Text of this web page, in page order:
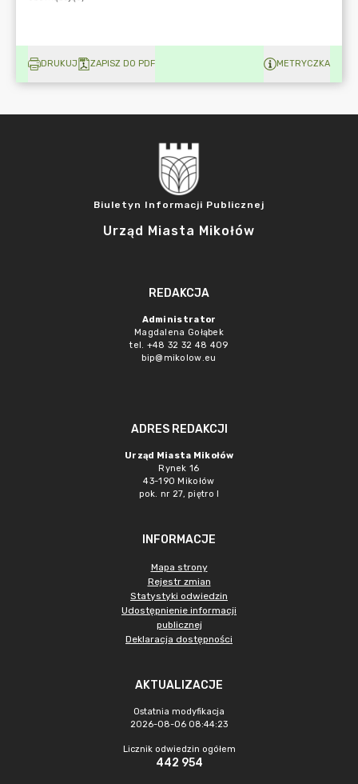
DRUKUJ ZAPISZ DO PDF METRYCZKA
Biuletyn Informacji Publicznej
Urząd Miasta Mikołów
REDAKCJA
Administrator
Magdalena Gołąbek
tel. +48 32 32 48 409
bip@mikolow.eu
ADRES REDAKCJI
Urząd Miasta Mikołów
Rynek 16
43-190 Mikołów
pok. nr 27, piętro I
INFORMACJE
Mapa strony
Rejestr zmian
Statystyki odwiedzin
Udostępnienie informacji
publicznej
Deklaracja dostępności
AKTUALIZACJE
Ostatnia modyfikacja
2026-08-06 08:44:23
Licznik odwiedzin ogółem
442 954